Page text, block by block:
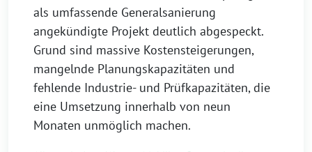
als umfassende Generalsanierung
angekündigte Projekt deutlich abgespeckt.
Grund sind massive Kostensteigerungen,
mangelnde Planungskapazitäten und
fehlende Industrie- und Prüfkapazitäten, die
eine Umsetzung innerhalb von neun
Monaten unmöglich machen.